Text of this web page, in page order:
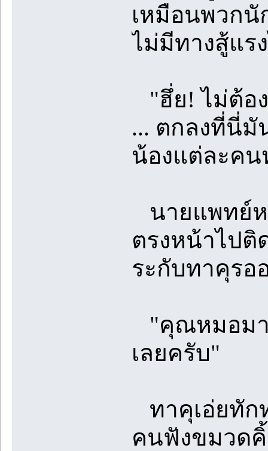
เหมือนพวกนั
ไม่มีทางสู้แร
"ฮึ่ย! ไม่ต้อ
... ตกลงที่นี่มั
น้องแต่ละค
นายแพทย์ห
ตรงหน้าไปติ
ระกับทาคุรอ
"คุณหมอมา
เลยครับ"
ทาคุเอ่ยทัก
คนฟังขมวดคิ้